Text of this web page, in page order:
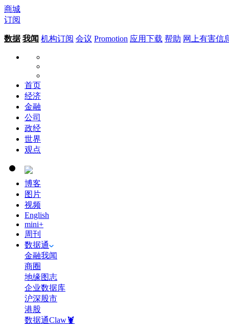
商城
订阅
数据 我闻 机构订阅 会议 Promotion 应用下载 帮助 网上有害信
首页
经济
金融
公司
政经
世界
观点
博客
图片
视频
English
mini+
周刊
数据通
金融我闻
商圈
地缘图志
企业数据库
沪深股市
港股
数据通Claw🦞